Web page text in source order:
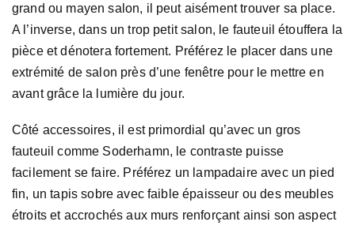
grand ou mayen salon, il peut aisément trouver sa place.
A l’inverse, dans un trop petit salon, le fauteuil étouffera la
pièce et dénotera fortement. Préférez le placer dans une
extrémité de salon près d’une fenêtre pour le mettre en
avant grâce la lumière du jour.
Côté accessoires, il est primordial qu’avec un gros
fauteuil comme Soderhamn, le contraste puisse
facilement se faire. Préférez un lampadaire avec un pied
fin, un tapis sobre avec faible épaisseur ou des meubles
étroits et accrochés aux murs renforçant ainsi son aspect